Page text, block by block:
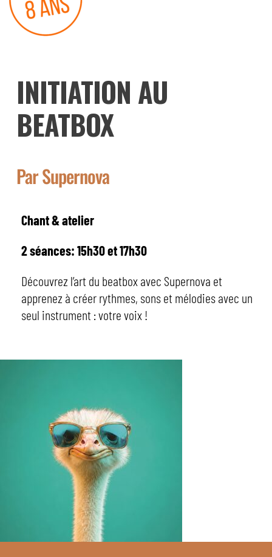
INITIATION AU
BEATBOX
Par Supernova
Chant & atelier
2 séances: 15h30 et 17h30
Découvrez l’art du beatbox avec Supernova et
apprenez à créer rythmes, sons et mélodies avec un
seul instrument : votre voix !